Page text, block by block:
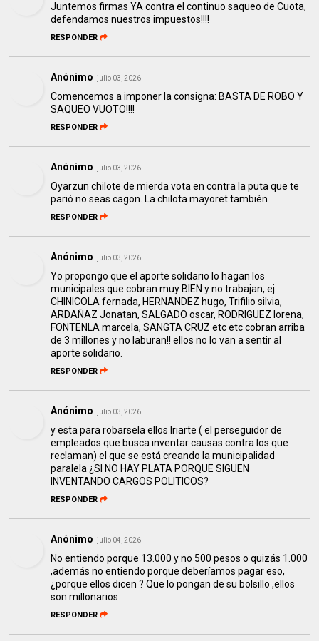
Juntemos firmas YA contra el continuo saqueo de Cuota,
defendamos nuestros impuestos!!!!
RESPONDER
Anónimo julio 03, 2026
Comencemos a imponer la consigna: BASTA DE ROBO Y
SAQUEO VUOTO!!!!
RESPONDER
Anónimo julio 03, 2026
Oyarzun chilote de mierda vota en contra la puta que te
parió no seas cagon. La chilota mayoret también
RESPONDER
Anónimo julio 03, 2026
Yo propongo que el aporte solidario lo hagan los
municipales que cobran muy BIEN y no trabajan, ej.
CHINICOLA fernada, HERNANDEZ hugo, Trifilio silvia,
ARDAÑAZ Jonatan, SALGADO oscar, RODRIGUEZ lorena,
FONTENLA marcela, SANGTA CRUZ etc etc cobran arriba
de 3 millones y no laburan!! ellos no lo van a sentir al
aporte solidario.
RESPONDER
Anónimo julio 03, 2026
y esta para robarsela ellos Iriarte ( el perseguidor de
empleados que busca inventar causas contra los que
reclaman) el que se está creando la municipalidad
paralela ¿SI NO HAY PLATA PORQUE SIGUEN
INVENTANDO CARGOS POLITICOS?
RESPONDER
Anónimo julio 04, 2026
No entiendo porque 13.000 y no 500 pesos o quizás 1.000
,además no entiendo porque deberíamos pagar eso,
¿porque ellos dicen ? Que lo pongan de su bolsillo ,ellos
son millonarios
RESPONDER